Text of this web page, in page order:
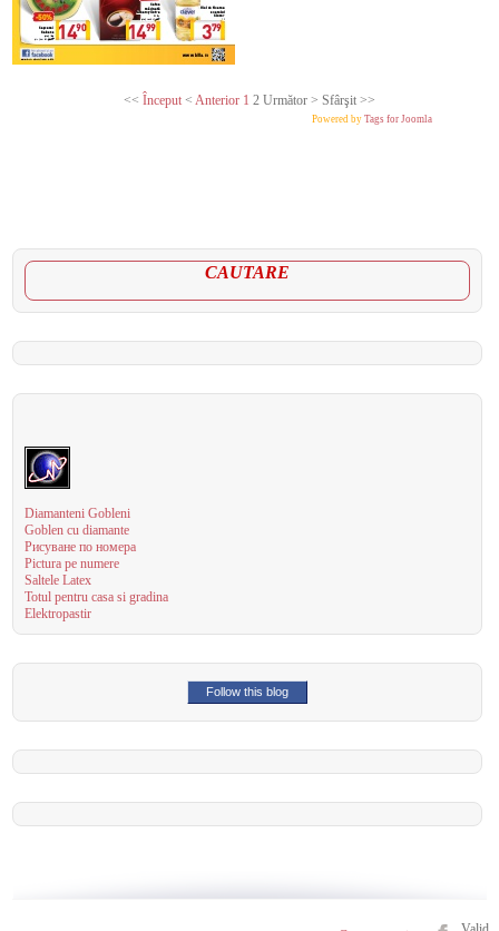
<< Început< Anterior 1 2 Următor> Sfârşit>>
Powered by Tags for Joomla
CAUTARE
Diamanteni Gobleni
Goblen cu diamante
Рисуване по номера
Pictura pe numere
Saltele Latex
Totul pentru casa si gradina
Elektropastir
Follow this blog